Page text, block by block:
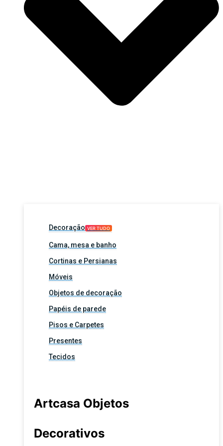
Decoração VER TUDO
Cama, mesa e banho
Cortinas e Persianas
Móveis
Objetos de decoração
Papéis de parede
Pisos e Carpetes
Presentes
Tecidos
Artcasa Objetos
Decorativos